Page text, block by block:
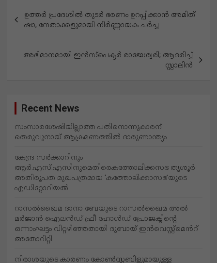
സ്റ്റു
ഉത്തര്‍ പ്രദേശില്‍ തുടര്‍ ഭരണം ഉറപ്പിക്കാന്‍ അമിത്
ഷാ, നേതാക്കളുമായി നിര്‍ണ്ണായക ചര്‍ച്ച
അഭിമാനമായി ഇൻസ്പെക്ടർ രാജേശ്വരി; ആദരിച്ച്
സ്റ്റാലിൻ
Recent News
സംസാരശേഷിയില്ലാത്ത പതിനൊന്നുകാരന്
തെരുവുനായ് ആക്രമണത്തില്‍ ദാരുണാന്ത്യം
കേന്ദ്ര സർക്കാറിനും
ആർ.എസ്.എസിനുമെതിരെകത്തോലിക്കസഭ തൃശൂർ
അതിരൂപത മുഖപത്രമായ ‘കത്തോലിക്കാസഭ’യുടെ
എഡിറ്റോറിയൽ
റാസൽഖൈമ ദാനാ ബേയുടെ റാസൽഖൈമ അൽ
മർജാൻ ഐലൻഡ് ഫ്രീ ഹോൾഡ് പ്രോജക്ടിന്റെ
ഒന്നാംഘട്ടം വിറ്റഴിഞ്ഞതായി ദുബായ് ഇൻവെസ്റ്റ്‌മെൻറ്
അതോറിറ്റി
നിരാശയുടെ കാരണം കോണ്‍സ്റ്റബിളുമായുള്ള